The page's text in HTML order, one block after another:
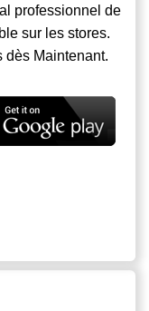
professionnel de
sur les stores.
dès Maintenant.